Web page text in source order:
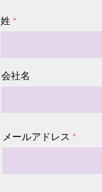
姓
会社名
メールアドレス